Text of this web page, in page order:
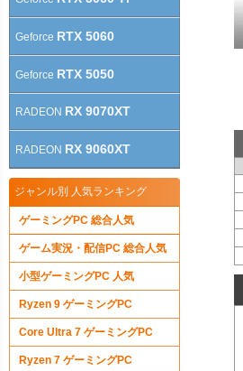
Geforce RTX 5060
Geforce RTX 5050
RADEON RX 9070XT
RADEON RX 9060XT
ジャンル別 人気ランキング
ゲーミングPC 総合人気
ゲーム実況・配信PC 総合人気
小型ゲーミングPC 人気
Ryzen 9 ゲーミングPC
Core Ultra 7 ゲーミングPC
Ryzen 7 ゲーミングPC